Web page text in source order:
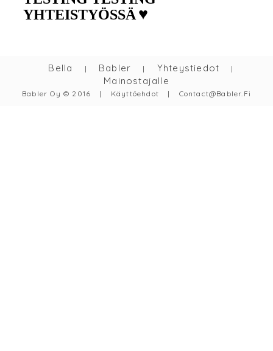
YHTEISTYÖSSÄ ♥
Bella | Babler | Yhteystiedot |
Mainostajalle
Babler Oy © 2016 | Käyttöehdot | Contact@babler.fi